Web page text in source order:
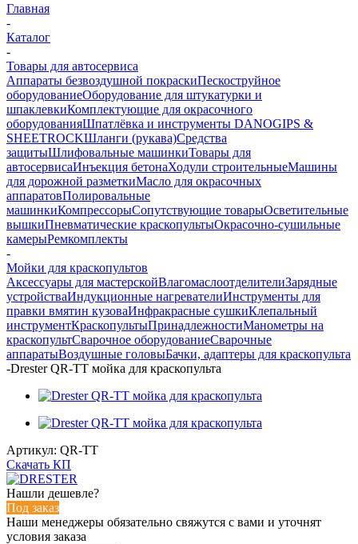
Главная
-
Каталог
-
Товары для автосервиса
Аппараты безвоздушной покраскиПескоструйное
оборудованиеОборудование для штукатурки и
шпаклевкиКомплектующие для окрасочного
оборудованияШпатлёвка и инструменты DANOGIPS &
SHEETROCKШланги (рукава)Средства
защитыШлифовальные машинкиТовары для
автосервисаИнъекция бетонаХодули строительныеМашины
для дорожной разметкиМасло для окрасочных
аппаратовПолировальные
машинкиКомпрессорыСопутствующие товарыОсветительные
вышкиПневматические краскопультыОкрасочно-сушильные
камерыРемкомплекты
-
Мойки для краскопультов
Аксессуары для мастерскойВлагомаслоотделителиЗарядные
устройстваИндукционные нагревателиИнструменты для
правки вмятин кузоваИнфракрасные сушкиКлепальный
инструментКраскопультыПринадлежностиМанометры на
краскопультСварочное оборудованиеСварочные
аппаратыВоздушные головыБачки, адаптеры для краскопульта
-Drester QR-TT мойка для краскопульта
Артикул: QR-TT
Скачать КП
Нашли дешевле?
Под заказ
Наши менеджеры обязательно свяжутся с вами и уточнят
условия заказа